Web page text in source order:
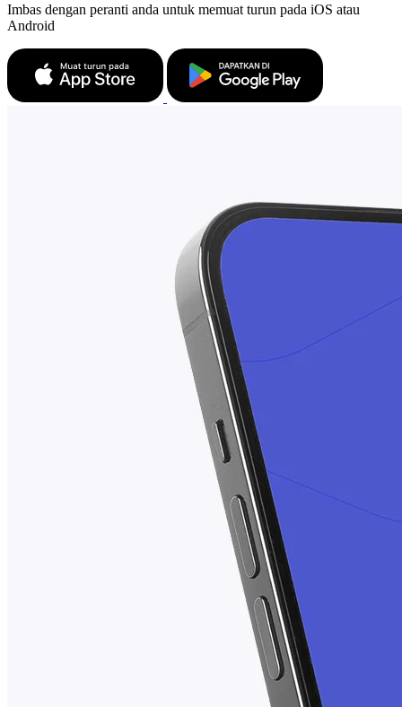
Imbas dengan peranti anda untuk memuat turun pada iOS atau
Android